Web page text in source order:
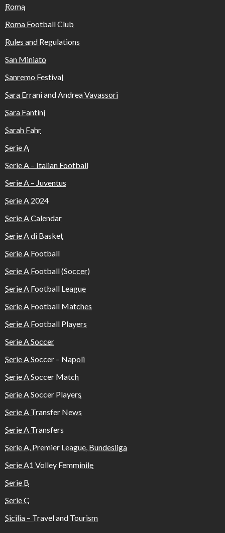
Roma
Roma Football Club
Rules and Regulations
San Miniato
Sanremo Festival
Sara Errani and Andrea Vavassori
Sara Fantini
Sarah Fahr
Serie A
Serie A – Italian Football
Serie A – Juventus
Serie A 2024
Serie A Calendar
Serie A di Basket
Serie A Football
Serie A Football (Soccer)
Serie A Football League
Serie A Football Matches
Serie A Football Players
Serie A Soccer
Serie A Soccer – Napoli
Serie A Soccer Match
Serie A Soccer Players
Serie A Transfer News
Serie A Transfers
Serie A, Premier League, Bundesliga
Serie A1 Volley Femminile
Serie B
Serie C
Sicilia – Travel and Tourism